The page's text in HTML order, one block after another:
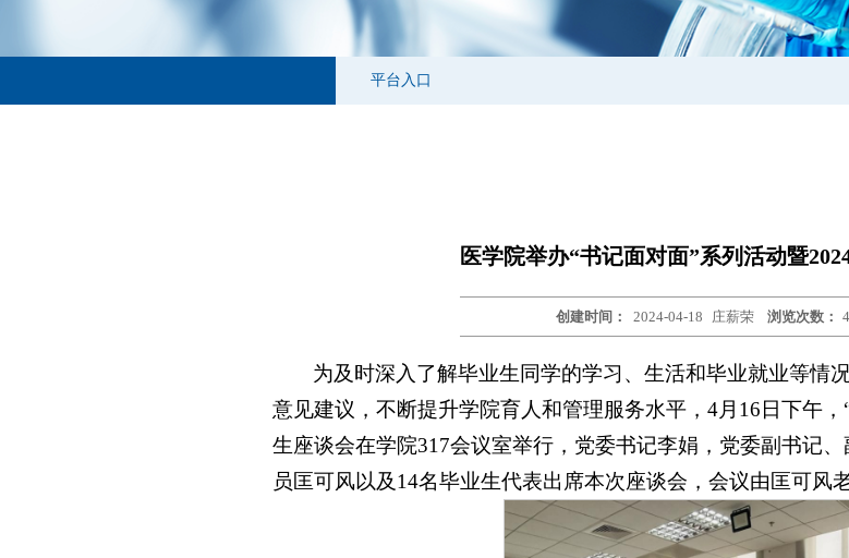
平台入口
医学院举办“书记面对面”系列活动暨
创建时间： 2024-04-18 庄薪荣 浏览次数：
为及时深入了解毕业生同学的学习、生活和毕业就业等情
意见建议，不断提升学院育人和管理服务水平，4月16日下午
生座谈会在学院317会议室举行，党委书记李娟，党委副书记
员匡可风以及14名毕业生代表出席本次座谈会，会议由匡可风